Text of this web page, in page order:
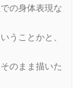
の身体表現な
うことかと、
のまま描いた